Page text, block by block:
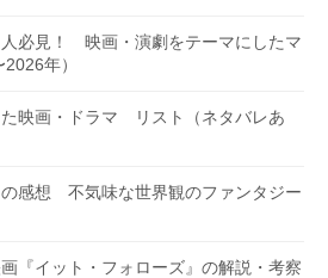
必見！ 映画・演劇をテーマにしたマ
年）
映画・ドラマ リスト（ネタバレあ
感想 不気味な世界観のファンタジー
『イット・フォローズ』の解説・考察